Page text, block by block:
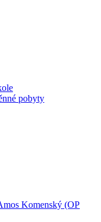
pobyty
Komenský (OP